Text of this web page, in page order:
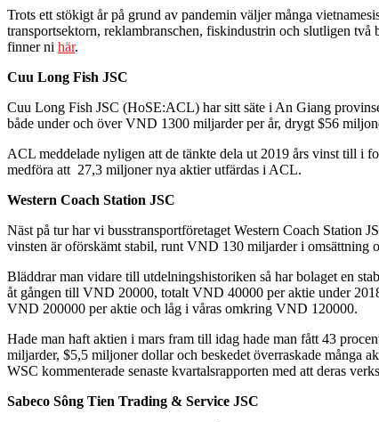
Trots ett stökigt år på grund av pandemin väljer många
transportsektorn, reklambranschen, fiskindustrin och slutligen
finner ni här.
Cuu Long Fish JSC
Cuu Long Fish JSC (HoSE:ACL) har sitt säte i An Giang
både under och över VND 1300 miljarder per år, drygt $56
ACL meddelade nyligen att de tänkte dela ut 2019 års vinst till i
medföra att 27,3 miljoner nya aktier utfärdas i ACL.
Western Coach Station JSC
Näst på tur har vi busstransportföretaget Western Coach Station
vinsten är oförskämt stabil, runt VND 130 miljarder i
Bläddrar man vidare till utdelningshistoriken så har bolaget en
åt gången till VND 20000, totalt VND 40000 per aktie under
VND 200000 per aktie och låg i våras omkring VND 120000.
Hade man haft aktien i mars fram till idag hade man fått 43
miljarder, $5,5 miljoner dollar och beskedet överraskade många
WSC kommenterade senaste kvartalsrapporten med att deras
Sabeco Sông Tien Trading & Service JSC